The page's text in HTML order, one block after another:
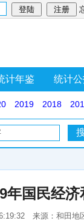
计年鉴 统计
2019 2018
年国民经
来源：和田